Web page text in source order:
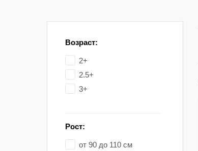
Возраст:
2+
2.5+
3+
Рост:
от 90 до 110 см